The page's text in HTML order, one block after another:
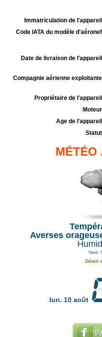
Immatriculation de
Code IATA du modèle
Date de livraison de
Compagnie aérienne
Propriétaire de
Age de
MÉTÉO
Averses
Vent:
Détail
lun. 10 août